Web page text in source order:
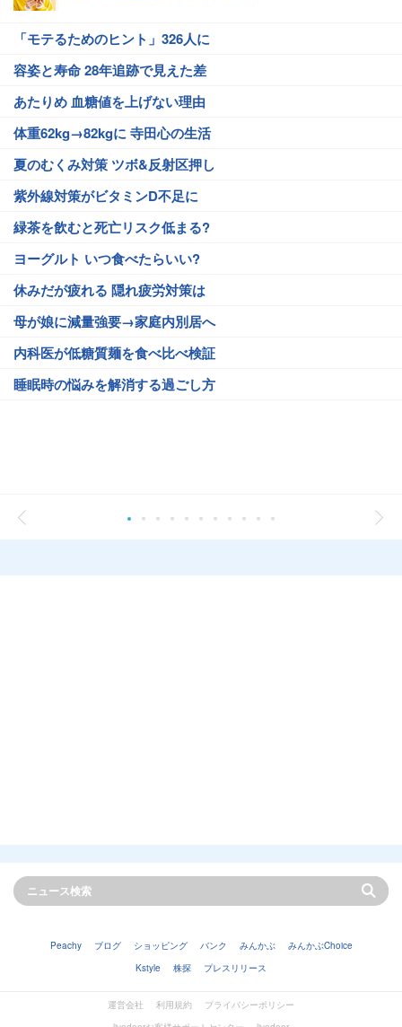
「モテるためのヒント」326人に
容姿と寿命 28年追跡で見えた差
あたりめ 血糖値を上げない理由
体重62kg→82kgに 寺田心の生活
夏のむくみ対策 ツボ&反射区押し
紫外線対策がビタミンD不足に
緑茶を飲むと死亡リスク低まる?
ヨーグルト いつ食べたらいい?
休みだが疲れる 隠れ疲労対策は
母が娘に減量強要→家庭内別居へ
内科医が低糖質麺を食べ比べ検証
睡眠時の悩みを解消する過ごし方
Peachy ブログ ショッピング バンク みんかぶ
みんかぶChoice
Kstyle
株探 プレスリリース
運営会社 利用規約
プライバシーポリシー